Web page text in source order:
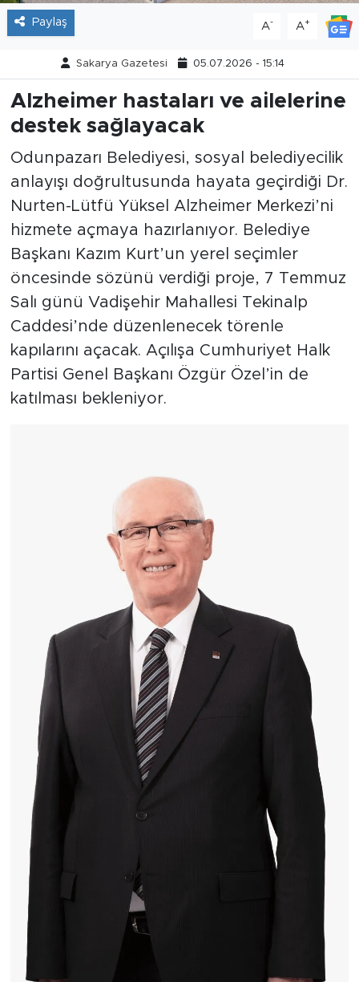
Paylaş A- A+
Sakarya Gazetesi 05.07.2026 - 15:14
Alzheimer hastaları ve ailelerine
destek sağlayacak
Odunpazarı Belediyesi, sosyal belediyecilik
anlayışı doğrultusunda hayata geçirdiği Dr.
Nurten-Lütfü Yüksel Alzheimer Merkezi’ni
hizmete açmaya hazırlanıyor. Belediye
Başkanı Kazım Kurt’un yerel seçimler
öncesinde sözünü verdiği proje, 7 Temmuz
Salı günü Vadişehir Mahallesi Tekinalp
Caddesi’nde düzenlenecek törenle
kapılarını açacak. Açılışa Cumhuriyet Halk
Partisi Genel Başkanı Özgür Özel’in de
katılması bekleniyor.
Teknoloji